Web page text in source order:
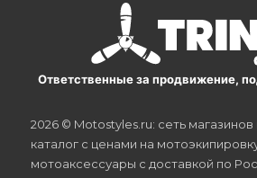
Ответственные за продвижение,
2026 © Motostyles.ru: сеть
каталог с ценами на
мотоаксессуары с доставкой по